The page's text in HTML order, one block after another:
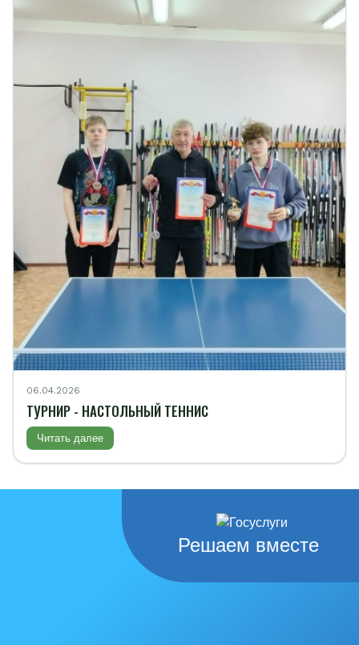
06.04.2026
ТУРНИР - НАСТОЛЬНЫЙ ТЕННИС
Читать далее
Решаем вместе